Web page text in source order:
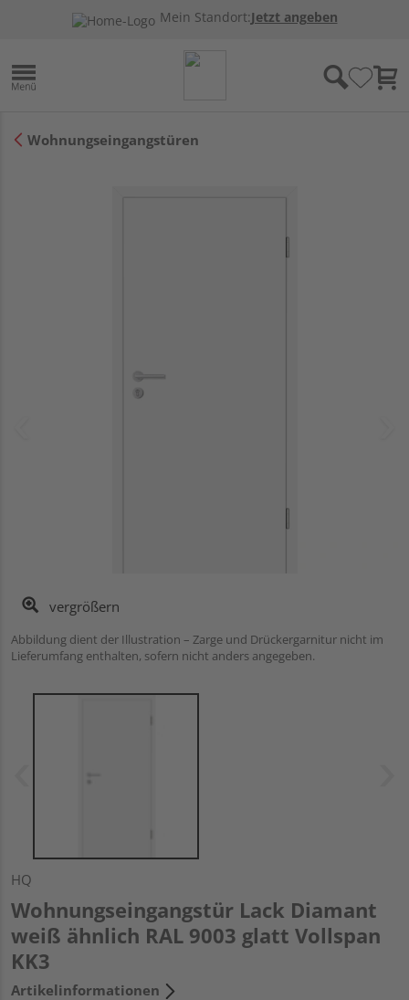
Mein Standort:Jetzt angeben
Wohnungseingangstüren
vergrößern
Abbildung dient der Illustration – Zarge und Drückergarnitur nicht im
Lieferumfang enthalten, sofern nicht anders angegeben.
HQ
Wohnungseingangstür Lack Diamant
weiß ähnlich RAL 9003 glatt Vollspan
KK3
Artikelinformationen